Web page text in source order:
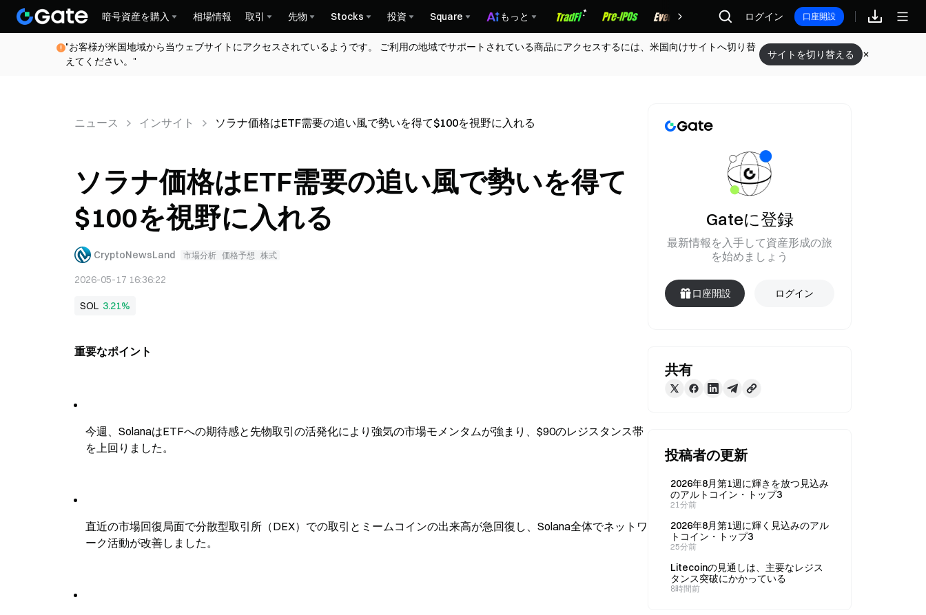
暗号資産を購入 相場情報 取引 先物 Stocks 投資 Square もっと 報酬 ログイン 口座開設
"お客様が米国地域から当ウェブサイトにアクセスされているようです。 ご利用の地域でサポートされている商品にアクセスするには、米国向けサイトへ切り替
えてください。"
サイトを切り替える
ニュース インサイト ソラナ価格はETF需要の追い風で勢いを得て$100を視野に入れる
ソラナ価格はETF需要の追い風で勢いを得て
$100を視野に入れる
CryptoNewsLand 市場分析 価格予想 株式
2026-05-17 16:36:22
SOL 3.21%
重要なポイント
今週、SolanaはETFへの期待感と先物取引の活発化により強気の市場モメンタムが強まり、$90のレジスタンス帯
を上回りました。
直近の市場回復局面で分散型取引所（DEX）での取引とミームコインの出来高が急回復し、Solana全体でネットワ
ーク活動が改善しました。
Gateに登録
最新情報を入手して資産形成の旅
を始めましょう
口座開設 ログイン
共有
投稿者の更新
2026年8月第1週に輝きを放つ見込み
のアルトコイン・トップ3
21分前
2026年8月第1週に輝く見込みのアル
トコイン・トップ3
25分前
Litecoinの見通しは、主要なレジス
タンス突破にかかっている
8時間前